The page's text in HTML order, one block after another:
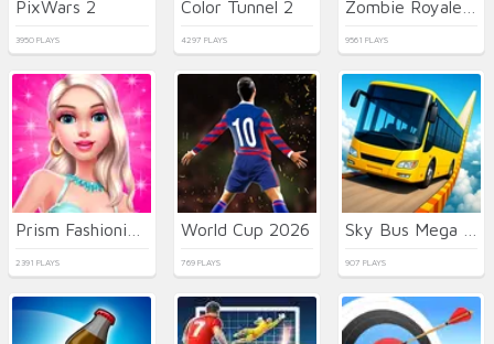
PixWars 2
3950 PLAYS
Color Tunnel 2
4297 PLAYS 9561 PLAYS
2391 PLAYS
World Cup 2026
769 PLAYS 907 PLAYS